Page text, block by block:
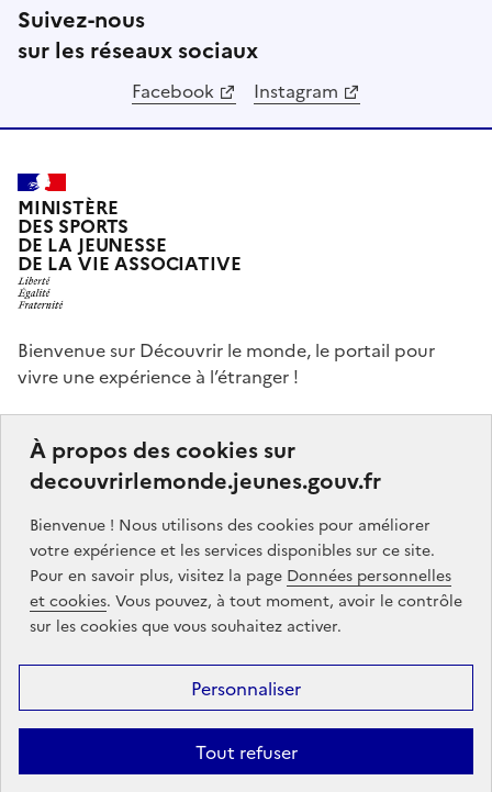
Suivez-nous
sur les réseaux sociaux
Facebook Instagram
MINISTÈRE
DES SPORTS
DE LA JEUNESSE
DE LA VIE ASSOCIATIVE
Bienvenue sur Découvrir le monde, le portail pour
vivre une expérience à l’étranger !
de vous guider dans vos choix et de vous aider à
finaliser votre projet de séjour à l’étranger, que ce soit,
un volontariat.
Partners
gouvernement.fr legifrance.gouv.fr
service-public.gouv.fr
Mentions légales Données personnelles
Accessibilité : partiellement
sur votre site !
À propos des cookies sur
decouvrirlemonde.jeunes.gouv.fr
Bienvenue ! Nous utilisons des cookies pour améliorer
votre expérience et les services disponibles sur ce site.
Pour en savoir plus, visitez la page Données personnelles
et cookies. Vous pouvez, à tout moment, avoir le contrôle
sur les cookies que vous souhaitez activer.
Tout refuser
Personnaliser